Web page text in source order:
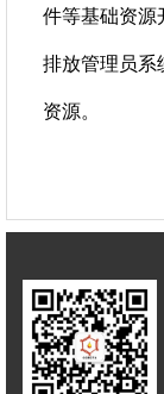
件等基础资源
排放管理员系
资源。